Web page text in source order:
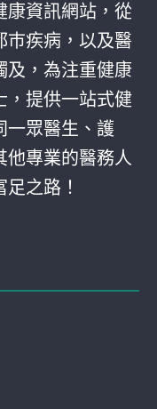
康資訊網站，從
巿疾病，以及醫
及，為注重健康
，提供一站式健
一眾醫生、護
他專業的醫務人
之路！